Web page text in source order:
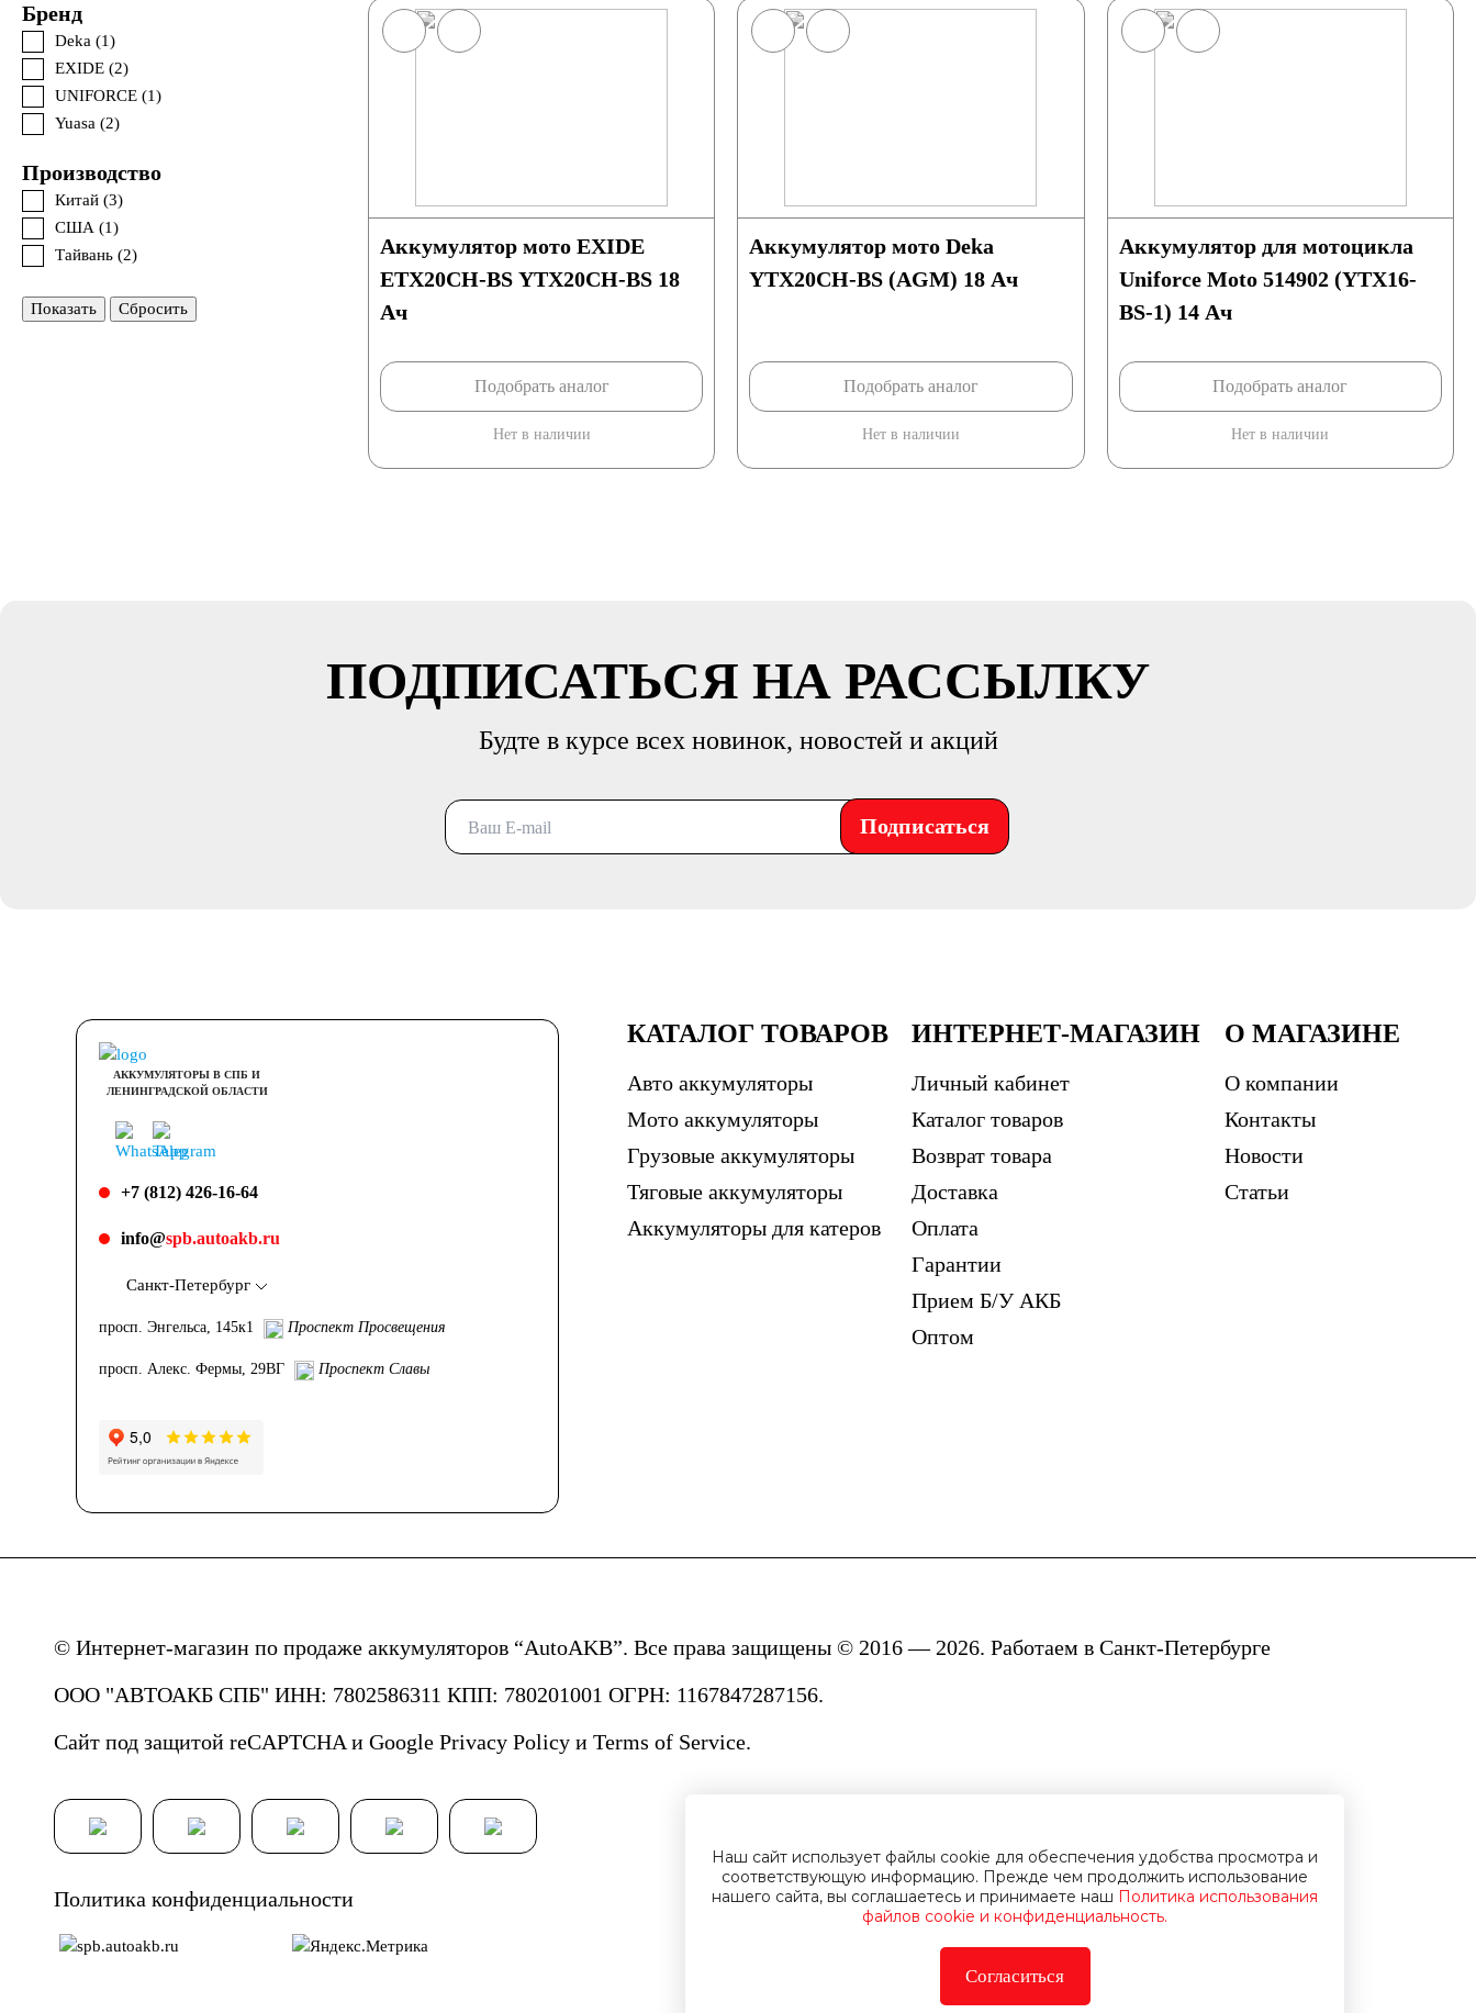
Бренд
Deka (1)
EXIDE (2)
UNIFORCE (1)
Yuasa (2)
Производство
Китай (3)
США (1)
Тайвань (2)
Показать Сбросить
Аккумулятор мото EXIDE
ETX20CH-BS YTX20CH-BS 18
Ач
Подобрать аналог
Нет в наличии
Аккумулятор мото Deka
YTX20CH-BS (AGM) 18 Ач
Подобрать аналог
Нет в наличии
Аккумулятор для мотоцикла
Uniforce Moto 514902 (YTX16-
BS-1) 14 Ач
Подобрать аналог
Нет в наличии
ПОДПИСАТЬСЯ НА РАССЫЛКУ
Будте в курсе всех новинок, новостей и акций
Подписаться
АККУМУЛЯТОРЫ В СПБ И
ЛЕНИНГРАДСКОЙ ОБЛАСТИ
+7 (812) 426-16-64
info@spb.autoakb.ru
Санкт-Петербург
просп. Энгельса, 145к1 Проспект Просвещения
просп. Алекс. Фермы, 29ВГ Проспект Славы
КАТАЛОГ ТОВАРОВ
Авто аккумуляторы
Мото аккумуляторы
Грузовые аккумуляторы
Тяговые аккумуляторы
Аккумуляторы для катеров
ИНТЕРНЕТ-МАГАЗИН
Личный кабинет
Каталог товаров
Возврат товара
Доставка
Оплата
Гарантии
Прием Б/У АКБ
Оптом
О МАГАЗИНЕ
О компании
Контакты
Новости
Статьи
© Интернет-магазин по продаже аккумуляторов “AutoAKB”. Все права защищены © 2016 — 2026. Работаем в Санкт-Петербурге
ООО "АВТОАКБ СПБ" ИНН: 7802586311 КПП: 780201001 ОГРН: 1167847287156.
Сайт под защитой reCAPTCHA и Google Privacy Policy и Terms of Service.
Политика конфиденциальности
Наш сайт использует файлы cookie для обеспечения удобства просмотра и
соответствующую информацию. Прежде чем продолжить использование
нашего сайта, вы соглашаетесь и принимаете наш Политика использования
файлов cookie и конфиденциальность.
Согласиться